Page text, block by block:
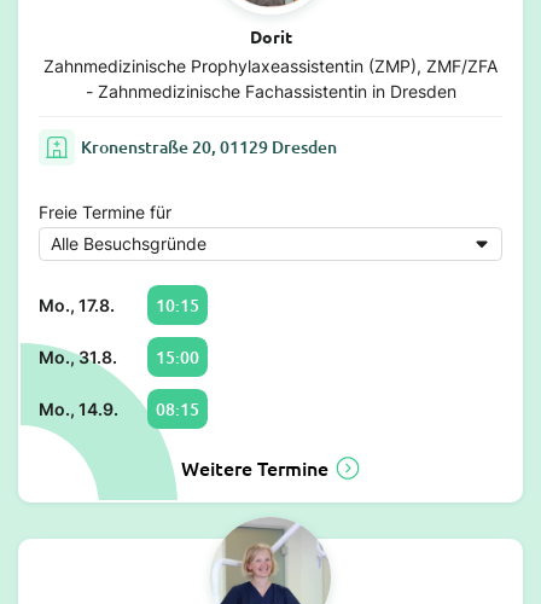
Dorit
Zahnmedizinische Prophylaxeassistentin (ZMP), ZMF/ZFA
- Zahnmedizinische Fachassistentin in Dresden
Kronenstraße 20, 01129 Dresden
Freie Termine für
Mo., 17.8. 10:15
Mo., 31.8. 15:00
Mo., 14.9. 08:15
Weitere Termine